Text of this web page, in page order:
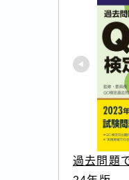
過去問題